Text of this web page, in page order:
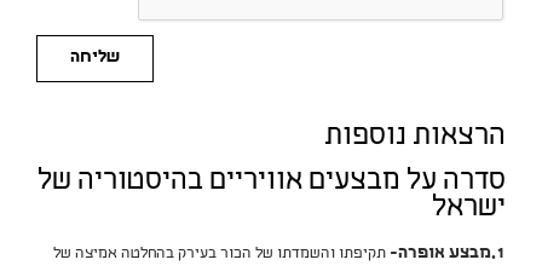
שליחה
הרצאות נוספות
סדרה על מבצעים אוויריים בהיסטוריה של
ישראל
1.מבצע אופרה-
תקיפתו והשמדתו של הכור בעירק בהחלטה אמיצה של